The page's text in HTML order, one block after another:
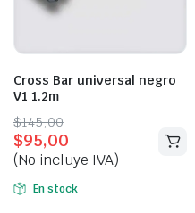
Cross Bar universal negro
V1 1.2m
$145,00
Original
price
was:
$145,00.
$95,00
Current
price
is:
$95,00.
(No incluye IVA)
En stock